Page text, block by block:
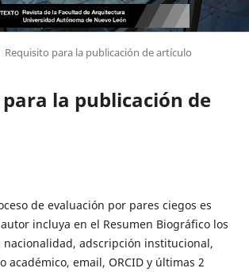
Requisito para la publicación de artículo
la publicación de
de evaluación por pares ciegos es
incluya en el Resumen Biográfico los
nacionalidad, adscripción institucional,
académico, email, ORCID y últimas 2